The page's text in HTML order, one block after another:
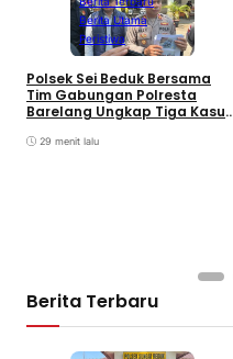
Berita Utama
Peristiwa
Polsek Sei Beduk Bersama
Tim Gabungan Polresta
Barelang Ungkap Tiga Kasus
29 menit lalu
Berita Terbaru